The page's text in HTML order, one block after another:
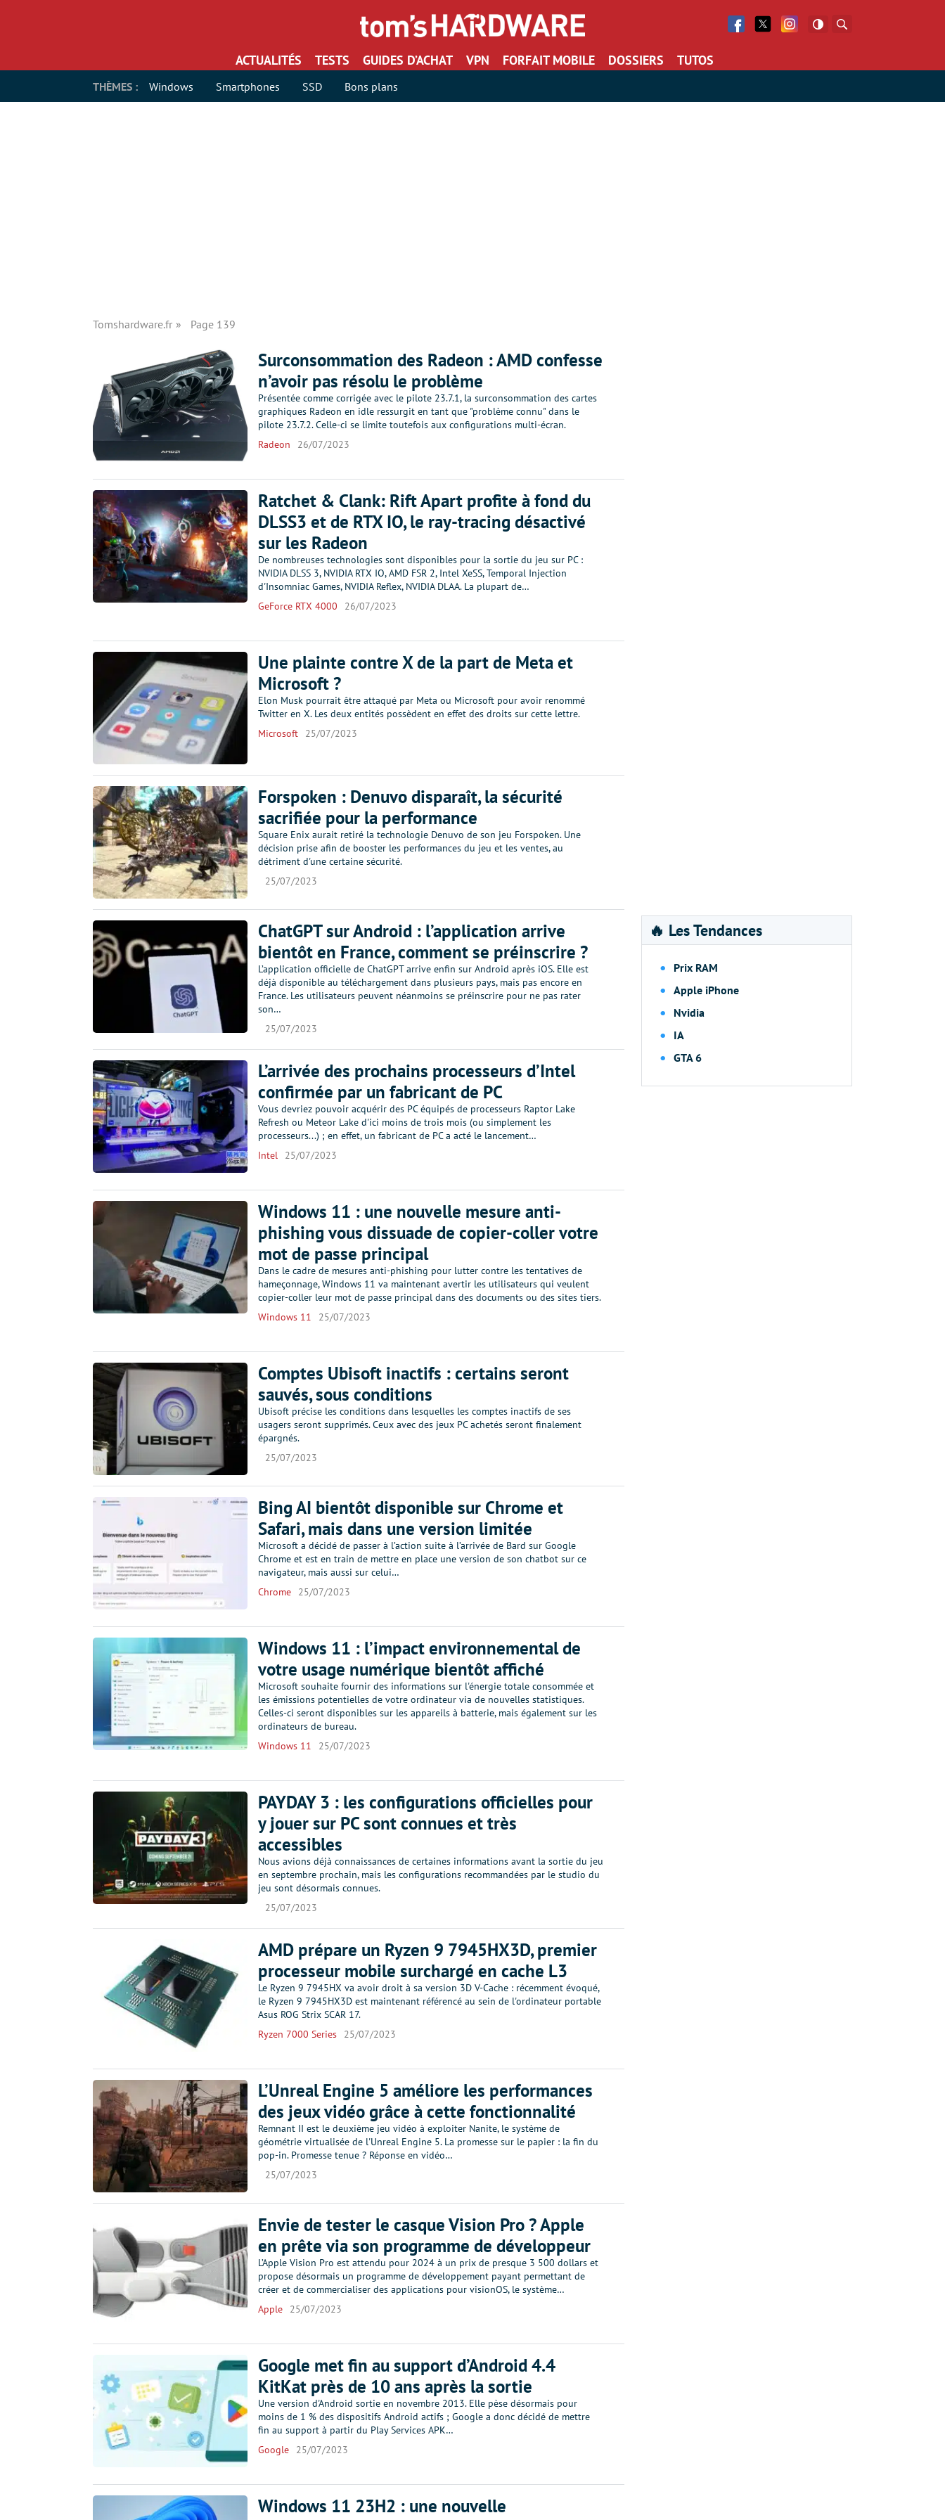
Facebook
Twitter Facebook
ACTUALITÉS TESTS GUIDES D’ACHAT VPN FORFAIT MOBILE DOSSIERS TUTOS
THÈMES : Windows Smartphones SSD Bons plans
Tomshardware.fr Page 139
Surconsommation des Radeon : AMD confesse
n’avoir pas résolu le problème
Présentée comme corrigée avec le pilote 23.7.1, la surconsommation des cartes
graphiques Radeon en idle ressurgit en tant que "problème connu" dans le
pilote 23.7.2. Celle-ci se limite toutefois aux configurations multi-écran.
Radeon
26/07/2023
Ratchet & Clank: Rift Apart profite à fond du
DLSS3 et de RTX IO, le ray-tracing désactivé
sur les Radeon
De nombreuses technologies sont disponibles pour la sortie du jeu sur PC :
NVIDIA DLSS 3, NVIDIA RTX IO, AMD FSR 2, Intel XeSS, Temporal Injection
d'Insomniac Games, NVIDIA Reflex, NVIDIA DLAA. La plupart de…
GeForce RTX 4000
26/07/2023
Une plainte contre X de la part de Meta et
Microsoft ?
Elon Musk pourrait être attaqué par Meta ou Microsoft pour avoir renommé
Twitter en X. Les deux entités possèdent en effet des droits sur cette lettre.
Microsoft
25/07/2023
Forspoken : Denuvo disparaît, la sécurité
sacrifiée pour la performance
Square Enix aurait retiré la technologie Denuvo de son jeu Forspoken. Une
décision prise afin de booster les performances du jeu et les ventes, au
détriment d'une certaine sécurité.
25/07/2023
ChatGPT sur Android : l’application arrive
bientôt en France, comment se préinscrire ?
L’application officielle de ChatGPT arrive enfin sur Android après iOS. Elle est
déjà disponible au téléchargement dans plusieurs pays, mais pas encore en
France. Les utilisateurs peuvent néanmoins se préinscrire pour ne pas rater
son…
25/07/2023
L’arrivée des prochains processeurs d’Intel
confirmée par un fabricant de PC
Vous devriez pouvoir acquérir des PC équipés de processeurs Raptor Lake
Refresh ou Meteor Lake d'ici moins de trois mois (ou simplement les
processeurs...) ; en effet, un fabricant de PC a acté le lancement…
Intel
25/07/2023
Windows 11 : une nouvelle mesure anti-
phishing vous dissuade de copier-coller votre
mot de passe principal
Dans le cadre de mesures anti-phishing pour lutter contre les tentatives de
hameçonnage, Windows 11 va maintenant avertir les utilisateurs qui veulent
copier-coller leur mot de passe principal dans des documents ou des sites tiers.
Windows 11
25/07/2023
Comptes Ubisoft inactifs : certains seront
sauvés, sous conditions
Ubisoft précise les conditions dans lesquelles les comptes inactifs de ses
usagers seront supprimés. Ceux avec des jeux PC achetés seront finalement
épargnés.
25/07/2023
Bing AI bientôt disponible sur Chrome et
Safari, mais dans une version limitée
Microsoft a décidé de passer à l’action suite à l’arrivée de Bard sur Google
Chrome et est en train de mettre en place une version de son chatbot sur ce
navigateur, mais aussi sur celui…
Chrome
25/07/2023
Windows 11 : l’impact environnemental de
votre usage numérique bientôt affiché
Microsoft souhaite fournir des informations sur l'énergie totale consommée et
les émissions potentielles de votre ordinateur via de nouvelles statistiques.
Celles-ci seront disponibles sur les appareils à batterie, mais également sur les
ordinateurs de bureau.
Windows 11
25/07/2023
PAYDAY 3 : les configurations officielles pour
y jouer sur PC sont connues et très
accessibles
Nous avions déjà connaissances de certaines informations avant la sortie du jeu
en septembre prochain, mais les configurations recommandées par le studio du
jeu sont désormais connues.
25/07/2023
AMD prépare un Ryzen 9 7945HX3D, premier
processeur mobile surchargé en cache L3
Le Ryzen 9 7945HX va avoir droit à sa version 3D V-Cache : récemment évoqué,
le Ryzen 9 7945HX3D est maintenant référencé au sein de l'ordinateur portable
Asus ROG Strix SCAR 17.
Ryzen 7000 Series
25/07/2023
L’Unreal Engine 5 améliore les performances
des jeux vidéo grâce à cette fonctionnalité
Remnant II est le deuxième jeu vidéo à exploiter Nanite, le système de
géométrie virtualisée de l'Unreal Engine 5. La promesse sur le papier : la fin du
pop-in. Promesse tenue ? Réponse en vidéo…
25/07/2023
Envie de tester le casque Vision Pro ? Apple
en prête via son programme de développeur
L’Apple Vision Pro est attendu pour 2024 à un prix de presque 3 500 dollars et
propose désormais un programme de développement payant permettant de
créer et de commercialiser des applications pour visionOS, le système…
Apple
25/07/2023
Google met fin au support d’Android 4.4
KitKat près de 10 ans après la sortie
Une version d'Android sortie en novembre 2013. Elle pèse désormais pour
moins de 1 % des dispositifs Android actifs ; Google a donc décidé de mettre
fin au support à partir du Play Services APK…
Google
25/07/2023
Windows 11 23H2 : une nouvelle
🔥 Les Tendances
Prix RAM
Apple iPhone
Nvidia
IA
GTA 6